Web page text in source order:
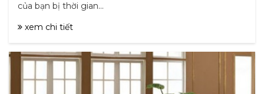
của bạn bị thời gian...
xem chi tiết